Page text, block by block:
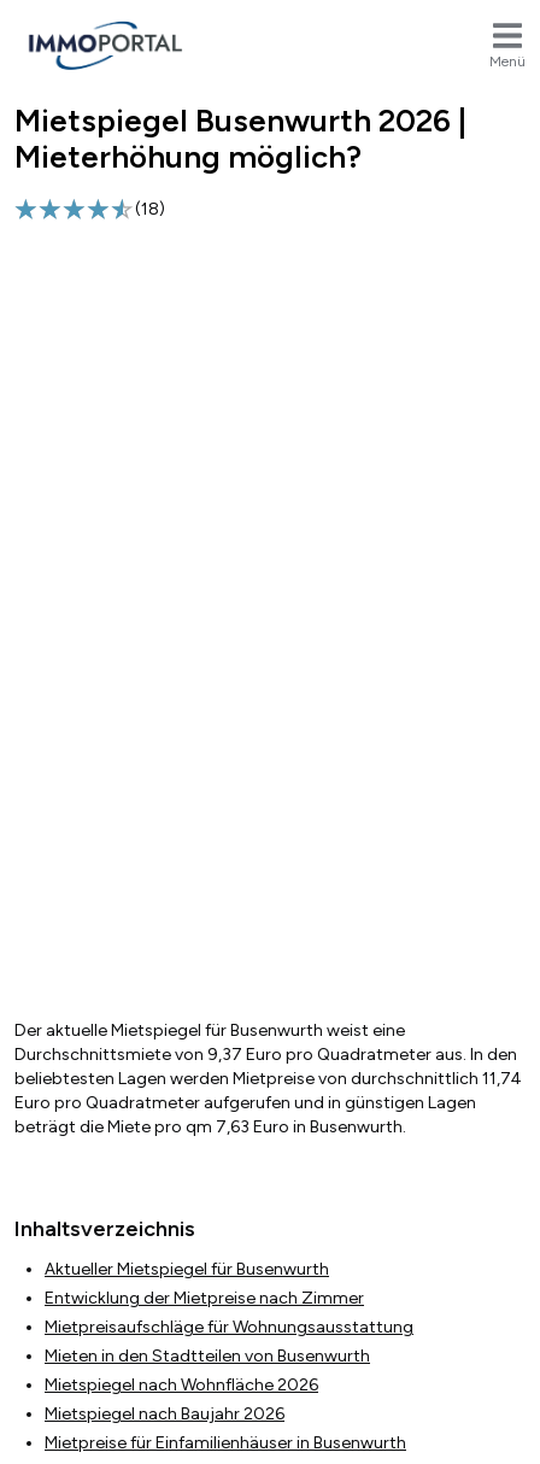
Menü
Breadcrumb
Mietspiegel Busenwurth 2026 |
Mieterhöhung möglich?
(18)
Der aktuelle Mietspiegel für Busenwurth weist eine
Durchschnittsmiete von 9,37 Euro pro Quadratmeter aus. In den
beliebtesten Lagen werden Mietpreise von durchschnittlich 11,74
Euro pro Quadratmeter aufgerufen und in günstigen Lagen
beträgt die Miete pro qm 7,63 Euro in Busenwurth.
Inhaltsverzeichnis
Aktueller Mietspiegel für Busenwurth
Entwicklung der Mietpreise nach Zimmer
Mietpreisaufschläge für Wohnungsausstattung
Mieten in den Stadtteilen von Busenwurth
Mietspiegel nach Wohnfläche 2026
Mietspiegel nach Baujahr 2026
Mietpreise für Einfamilienhäuser in Busenwurth